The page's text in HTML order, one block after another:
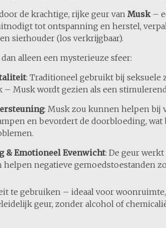
de krachtige, rijke geur van Musk –
tot ontspanning en herstel,
sierhouder (los verkrijgbaar).
alleen een mysterieuze sfeer:
: Traditioneel gebruikt bij
– Musk wordt gezien als een
: Musk zou kunnen helpen bij
en bevordert de doorbloeding,
& Emotioneel Evenwicht: De geur
helpen negatieve gemoedstoestanden
te gebruiken – ideaal voor
geur, zonder alcohol of